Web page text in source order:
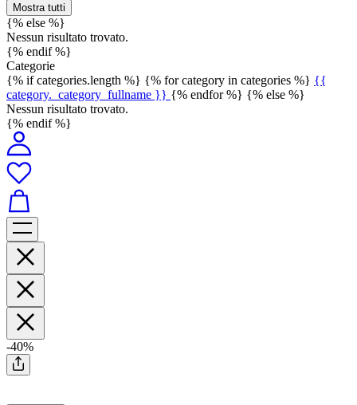
Mostra tutti
{% else %}
Nessun risultato trovato.
{% endif %}
Categorie
{% if categories.length %} {% for category in categories %} {{
category._category_fullname }} {% endfor %} {% else %}
Nessun risultato trovato.
{% endif %}
-40%